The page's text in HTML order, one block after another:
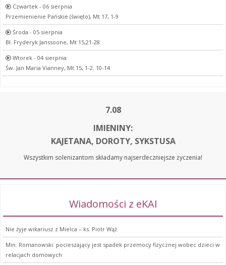
Czwartek - 06 sierpnia
Przemienienie Pańskie (święto), Mt 17, 1-9
Środa - 05 sierpnia
Bł. Fryderyk Janssoone, Mt 15,21-28
Wtorek - 04 sierpnia
Św. Jan Maria Vianney, Mt 15, 1-2. 10-14
7.08
IMIENINY:
KAJETANA, DOROTY, SYKSTUSA
Wszystkim solenizantom składamy najserdeczniejsze życzenia!
Wiadomości z eKAI
Nie żyje wikariusz z Mielca – ks. Piotr Wąż
Min. Romanowski: pocieszający jest spadek przemocy fizycznej wobec dzieci w
relacjach domowych